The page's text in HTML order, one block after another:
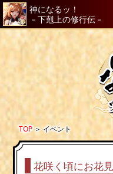
神になるッ！
－下剋上の修行伝－
TOP＞イベント
花咲く頃にお花